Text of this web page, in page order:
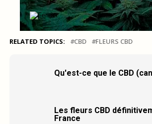
RELATED TOPICS: CBD FLEURS CBD
Qu'est-ce que le CBD
Les fleurs CBD
France